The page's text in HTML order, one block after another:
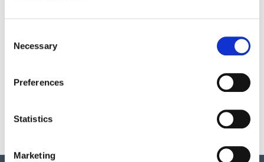
Selection
Necessary
Preferences
Statistics
Marketing
Primer 4L till
1 700:-